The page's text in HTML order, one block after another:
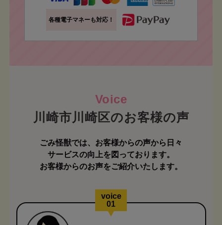
各種電子マネーも対応！
川崎市川崎区のお客様の声
ごみ怪獣では、お客様からの声から日々
サービスの向上を図っております。
お客様からのお声をご紹介いたします。
voice
01